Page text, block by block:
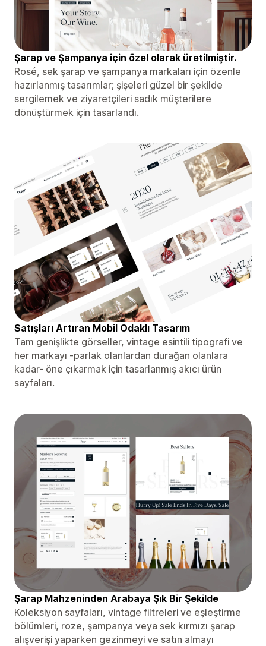
Şarap ve Şampanya için özel olarak üretilmiştir.
Rosé, sek şarap ve şampanya markaları için özenle
hazırlanmış tasarımlar; şişeleri güzel bir şekilde
sergilemek ve ziyaretçileri sadık müşterilere
dönüştürmek için tasarlandı.
Satışları Artıran Mobil Odaklı Tasarım
Tam genişlikte görseller, vintage esintili tipografi ve
her markayı -parlak olanlardan durağan olanlara
kadar- öne çıkarmak için tasarlanmış akıcı ürün
sayfaları.
Şarap Mahzeninden Arabaya Şık Bir Şekilde
Koleksiyon sayfaları, vintage filtreleri ve eşleştirme
bölümleri, roze, şampanya veya sek kırmızı şarap
alışverişi yaparken gezinmeyi ve satın almayı